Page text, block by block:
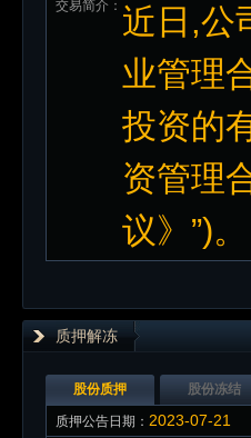
交易简介： 近日,公
业管理
投资的
资管理
议》”)。
质押解冻
股份质押 股份冻结
质押公告日期： 2023-07-21